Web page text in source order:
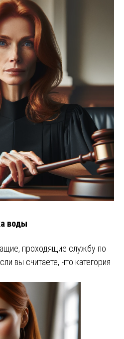
воды
проходящие службу по
вы считаете, что категория